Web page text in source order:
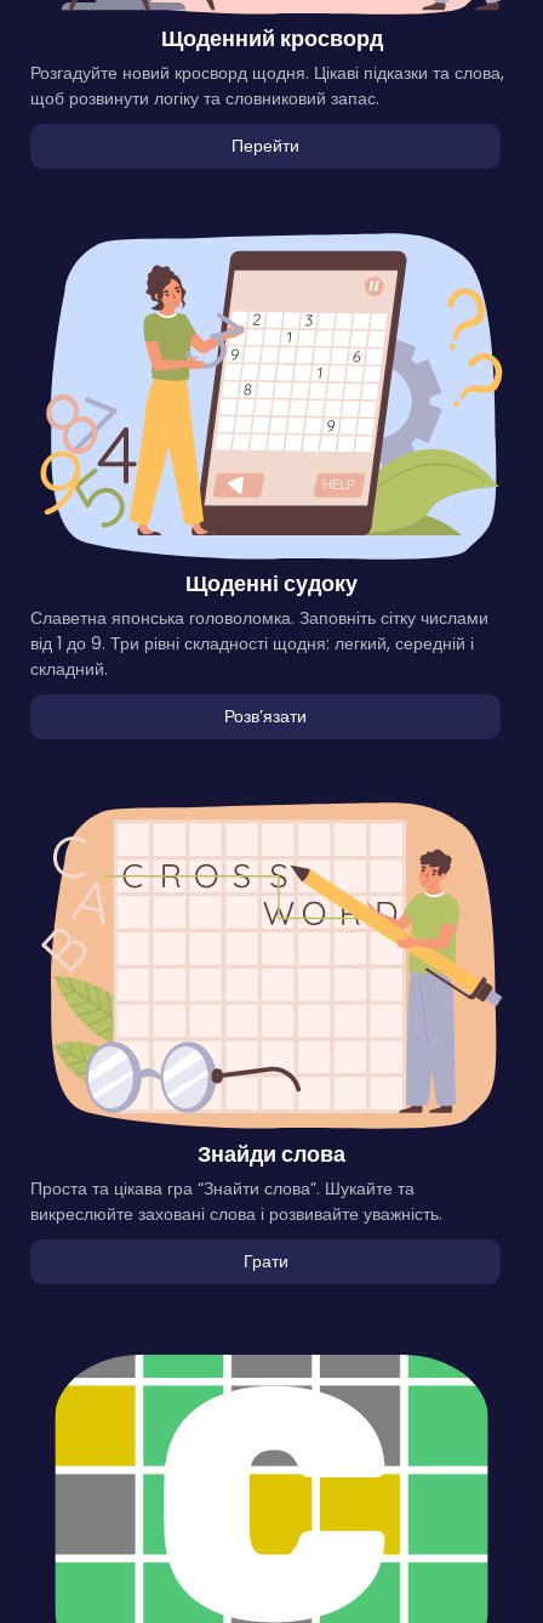
Щоденний кросворд
Розгадуйте новий кросворд щодня. Цікаві підказки та слова,
щоб розвинути логіку та словниковий запас.
Перейти
Щоденні судоку
Славетна японська головоломка. Заповніть сітку числами
від 1 до 9. Три рівні складності щодня: легкий, середній і
складний.
Розвʼязати
Знайди слова
Проста та цікава гра “Знайти слова”. Шукайте та
викреслюйте заховані слова і розвивайте уважність.
Грати